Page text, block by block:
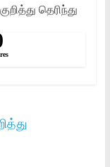
தெரிந்து